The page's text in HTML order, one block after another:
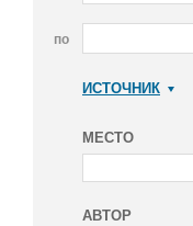
по
ИСТОЧНИК
МЕСТО
АВТОР